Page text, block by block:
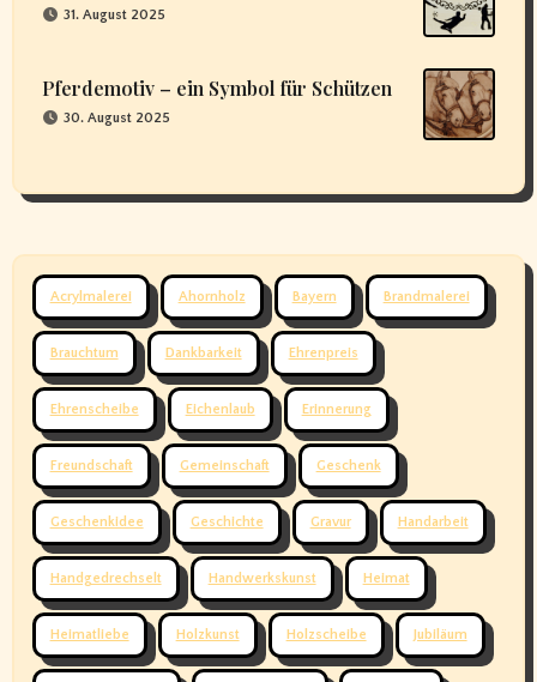
31. August 2025
Pferdemotiv – ein Symbol für Schützen
30. August 2025
Acrylmalerei Ahornholz Bayern Brandmalerei
Brauchtum Dankbarkeit Ehrenpreis
Ehrenscheibe Eichenlaub Erinnerung
Freundschaft Gemeinschaft Geschenk
Geschenkidee Geschichte Gravur Handarbeit
Handgedrechselt Handwerkskunst Heimat
Heimatliebe Holzkunst Holzscheibe Jubiläum